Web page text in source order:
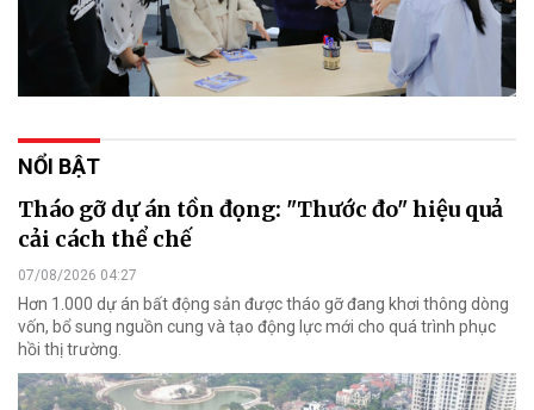
NỔI BẬT
Tháo gỡ dự án tồn đọng: "Thước đo" hiệu quả
cải cách thể chế
07/08/2026 04:27
Hơn 1.000 dự án bất động sản được tháo gỡ đang khơi thông dòng
vốn, bổ sung nguồn cung và tạo động lực mới cho quá trình phục
hồi thị trường.